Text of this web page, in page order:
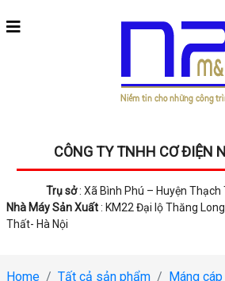
CÔNG TY TNHH CƠ ĐIỆN
Trụ sở: Xã Bình Phú – Huyện Thạch
Nhà Máy Sản Xuất: KM22 Đại lộ Thăng
Thất- Hà Nội
Home Tất cả sản phẩm
Máng